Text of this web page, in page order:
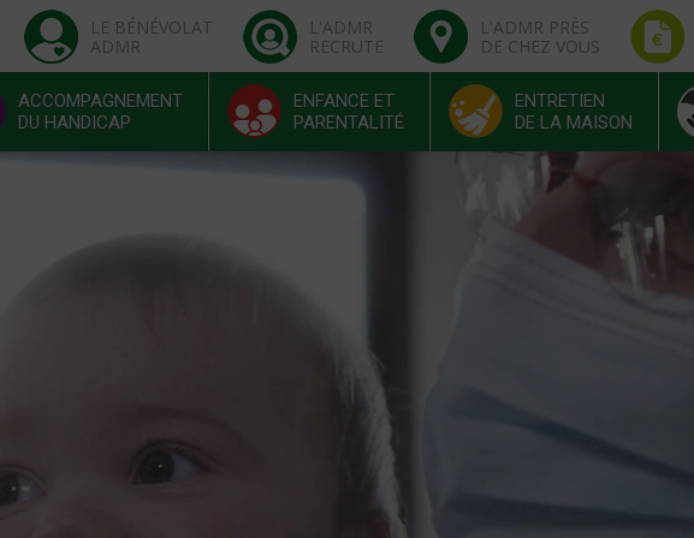
LE BÉNÉVOLAT
ADMR
L'ADMR
RECRUTE
L'ADMR PRÈS
DE CHEZ VOUS
ACCOMPAGNEMENT
DU HANDICAP
ENFANCE ET
PARENTALITÉ
ENTRETIEN
DE LA MAISON